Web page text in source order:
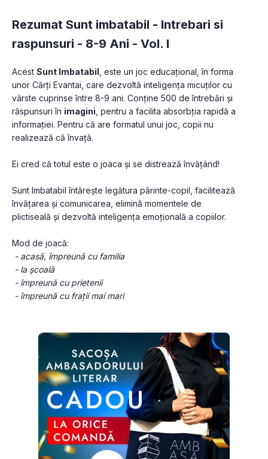
Rezumat Sunt imbatabil - Intrebari si
raspunsuri - 8-9 Ani - Vol. I
Acest Sunt Imbatabil , este un joc educațional, în forma
unor Cărți Evantai, care dezvoltă inteligența micuților cu
vârste cuprinse între 8-9 ani. Conține 500 de întrebări și
răspunsuri în imagini , pentru a facilita absorbția rapidă a
informației. Pentru că are formatul unui joc, copii nu
realizează că învață.
Ei cred că totul este o joaca și se distrează învățând!
Sunt Imbatabil întărește legătura părinte-copil, facilitează
învățarea și comunicarea, elimină momentele de
plictiseală și dezvoltă inteligența emoțională a copiilor.
Mod de joacă:
- acasă, împreună cu familia
- la școală
- împreună cu prietenii
- împreună cu frații mai mari